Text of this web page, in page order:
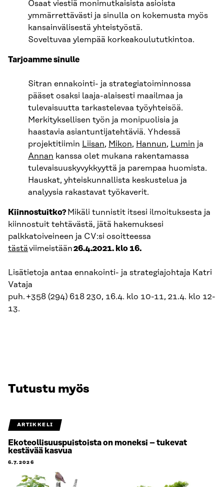
Osaat viestiä monimutkaisista asioista
ymmärrettävästi ja sinulla on kokemusta myös
kansainvälisestä yhteistyöstä.
Soveltuvaa ylempää korkeakoulututkintoa.
Tarjoamme sinulle
Sitran ennakointi- ja strategiatoiminnossa
pääset osaksi laaja-alaisesti maailmaa ja
tulevaisuutta tarkastelevaa työyhteisöä.
Merkityksellisen työn ja monipuolisia ja
haastavia asiantuntijatehtäviä. Yhdessä
projektitiimin Liisan, Mikon, Hannun, Lumin ja
Annan kanssa olet mukana rakentamassa
tulevaisuuskyvykkyyttä ja parempaa huomista.
Hauskat, yhteiskunnallista keskustelua ja
analyysia rakastavat työkaverit.
Kiinnostuitko? Mikäli tunnistit itsesi ilmoituksesta ja
kiinnostuit tehtävästä, jätä hakemuksesi
palkkatoiveineen ja CV:si osoitteessa
tästäviimeistään26.4.2021. klo 16.
Lisätietoja antaa ennakointi- ja strategiajohtaja Katri
Vataja
puh. +358 (294) 618 230, 16.4. klo 10-11, 21.4. klo 12-
13.
Tutustu myös
ARTIKKELI
Ekoteollisuuspuistoista on moneksi – tukevat
kestävää kasvua
6.7.2026